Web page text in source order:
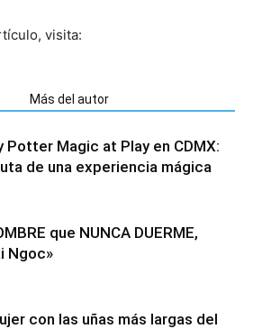
visita:
Más del autor
Potter Magic at Play en CDMX:
de una experiencia mágica
que NUNCA DUERME,
Ngoc»
con las uñas más largas del